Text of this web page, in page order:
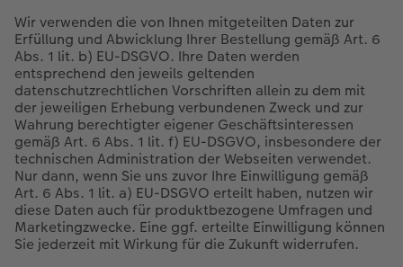
Wir verwenden die von Ihnen mitgeteilten Daten zur
Erfüllung und Abwicklung Ihrer Bestellung gemäß Art. 6
Abs. 1 lit. b) EU-DSGVO. Ihre Daten werden
entsprechend den jeweils geltenden
datenschutzrechtlichen Vorschriften allein zu dem mit
der jeweiligen Erhebung verbundenen Zweck und zur
Wahrung berechtigter eigener Geschäftsinteressen
gemäß Art. 6 Abs. 1 lit. f) EU-DSGVO, insbesondere der
technischen Administration der Webseiten verwendet.
Nur dann, wenn Sie uns zuvor Ihre Einwilligung gemäß
Art. 6 Abs. 1 lit. a) EU-DSGVO erteilt haben, nutzen wir
diese Daten auch für produktbezogene Umfragen und
Marketingzwecke. Eine ggf. erteilte Einwilligung können
Sie jederzeit mit Wirkung für die Zukunft widerrufen.